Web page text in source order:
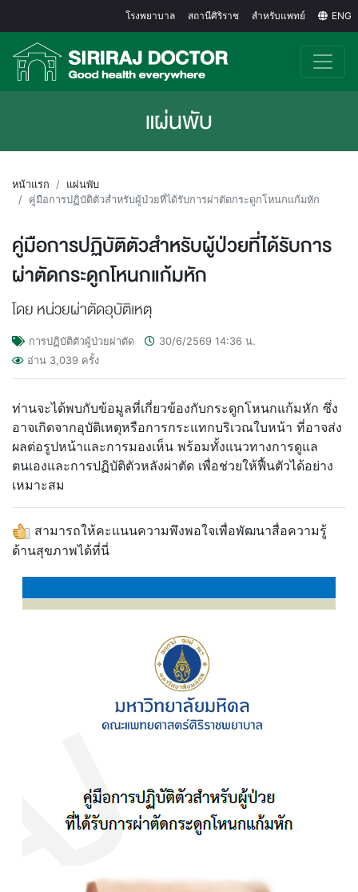
โรงพยาบาล สถานีศิริราช สำหรับแพทย์ ENG
แผ่นพับ
หน้าแรก
แผ่นพับ
คู่มือการปฏิบัติตัวสำหรับผู้ป่วยที่ได้รับการผ่าตัดกระดูกโหนกแก้มหัก
คู่มือการปฏิบัติตัวสำหรับผู้ป่วยที่ได้รับการ
ผ่าตัดกระดูกโหนกแก้มหัก
โดย หน่วยผ่าตัดอุบัติเหตุ
การปฏิบัติตัวผู้ป่วยผ่าตัด 30/6/2569 14:36 น.
อ่าน 3,039 ครั้ง
ท่านจะได้พบกับข้อมูลที่เกี่ยวข้องกับกระดูกโหนกแก้มหัก ซึ่ง
อาจเกิดจากอุบัติเหตุหรือการกระแทกบริเวณใบหน้า ที่อาจส่ง
ผลต่อรูปหน้าและการมองเห็น พร้อมทั้งแนวทางการดูแล
ตนเองและการปฏิบัติตัวหลังผ่าตัด เพื่อช่วยให้ฟื้นตัวได้อย่าง
เหมาะสม
สามารถให้คะแนนความพึงพอใจเพื่อพัฒนาสื่อความรู้
ด้านสุขภาพได้ที่นี่